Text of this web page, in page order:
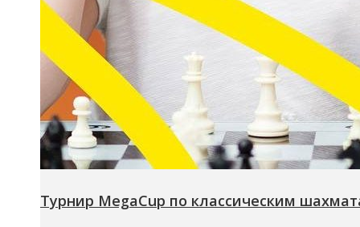
Турнир MegaCup по классическим